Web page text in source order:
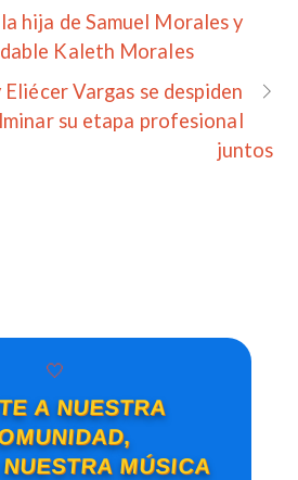
hija de Samuel Morales y
Kaleth Morales
Vargas se despiden
su etapa profesional
juntos
🤍
A NUESTRA
MÚSICA